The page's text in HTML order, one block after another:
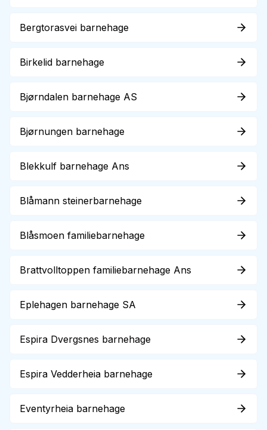
Bergtorasvei barnehage
Birkelid barnehage
Bjørndalen barnehage AS
Bjørnungen barnehage
Blekkulf barnehage Ans
Blåmann steinerbarnehage
Blåsmoen familiebarnehage
Brattvolltoppen familiebarnehage Ans
Eplehagen barnehage SA
Espira Dvergsnes barnehage
Espira Vedderheia barnehage
Eventyrheia barnehage